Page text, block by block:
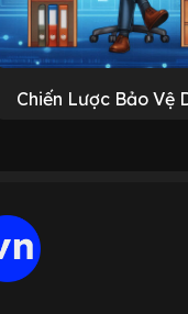
Chiến Lược Bảo Vệ